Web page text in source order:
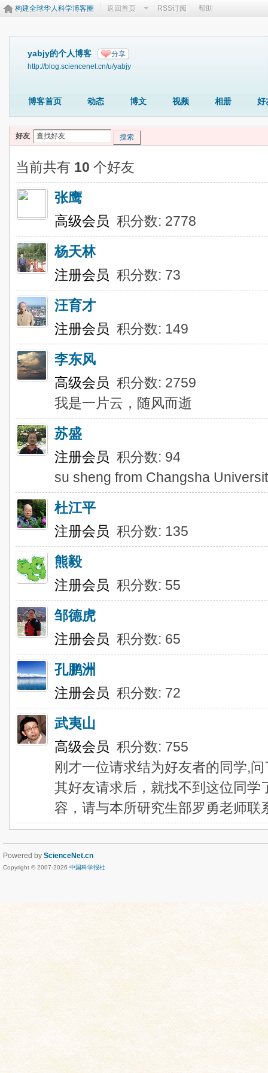
构建全球华人科学博客圈 返回首页 RSS订阅 帮助
yabjy的个人博客 分享
http://blog.sciencenet.cn/u/yabjy
博客首页 动态 博文 视频 相册 好
好友 搜索
当前共有 10 个好友
张鹰
高级会员 积分数: 2778
杨天林
注册会员 积分数: 73
汪育才
注册会员 积分数: 149
李东风
高级会员 积分数: 2759
我是一片云，随风而逝
苏盛
注册会员 积分数: 94
su sheng from Changsha
杜江平
注册会员 积分数: 135
熊毅
注册会员 积分数: 55
邹德虎
注册会员 积分数: 65
孔鹏洲
注册会员 积分数: 72
武夷山
高级会员 积分数: 755
刚才一位请求结为好友者的同学,
其好友请求后，就找不到这位同
容，请与本所研究生部罗勇老师联
Powered by ScienceNet.cn
Copyright © 2007-2026 中国科学报社